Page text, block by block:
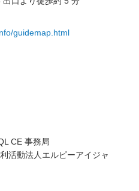
guidemap.html
CE 事務局
活動法人エルピーアイジャ